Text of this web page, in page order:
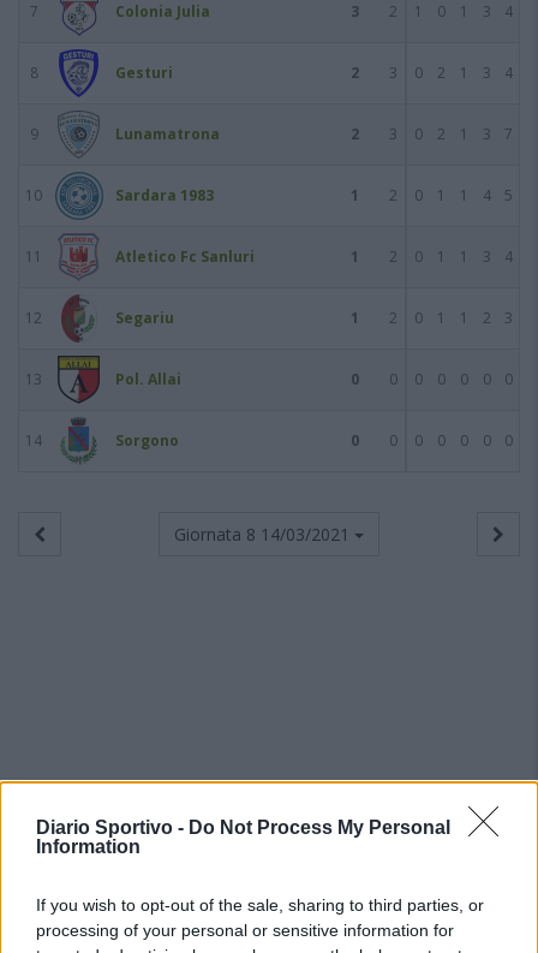
Diario Sportivo - Do Not Process My Personal
Information
If you wish to opt-out of the sale, sharing to third parties, or
processing of your personal or sensitive information for
7 Colonia Julia 3 2 1 0 1 3 4
8 Gesturi 2 3 0 2 1 3 4
9 Lunamatrona 2 3 0 2 1 3 7
10 Sardara 1983 1 2 0 1 1 4 5
11 Atletico Fc Sanluri 1 2 0 1 1 3 4
12 Segariu 1 2 0 1 1 2 3
13 Pol. Allai 0 0 0 0 0 0 0
14 Sorgono 0 0 0 0 0 0 0
Giornata 8 14/03/2021